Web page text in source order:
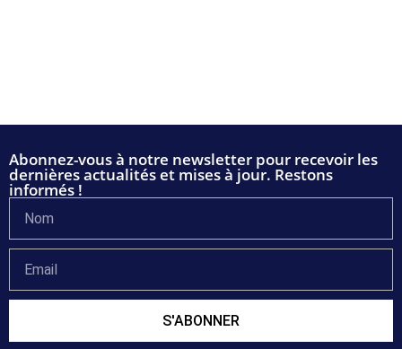
Abonnez-vous à notre newsletter pour recevoir les
dernières actualités et mises à jour. Restons
informés !
S'ABONNER